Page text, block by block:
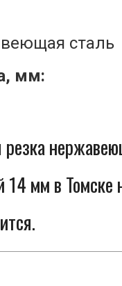
сталь
мм:
резка
14 мм в Томске